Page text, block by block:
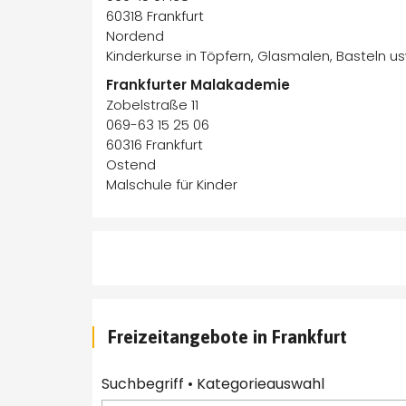
60318 Frankfurt
Nordend
Kinderkurse in Töpfern, Glasmalen, Basteln
Frankfurter Malakademie
Zobelstraße 11
069-63 15 25 06
60316 Frankfurt
Ostend
Malschule für Kinder
Freizeitangebote in Frankfurt
Suchbegriff • Kategorieauswahl